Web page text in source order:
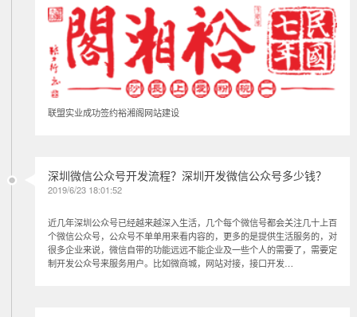
联盟实业成功签约裕湘阁网站建设
深圳微信公众号开发流程？深圳开发微信公众号多少钱？
2019/6/23 18:01:52
近几年深圳公众号已经越来越深入生活，几个每个微信号都会关注几十上百
个微信公众号，公众号不单单用来看内容的，更多的是提供生活服务的，对
很多企业来说，微信自带的功能远远不能企业及一些个人的需要了，需要定
制开发公众号来服务用户。比如微商城，网站对接，接口开发…